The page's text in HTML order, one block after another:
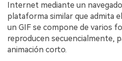
Internet mediante un
plataforma similar que admita
un GIF se compone de varios
reproducen secuencialmente,
animación corto.